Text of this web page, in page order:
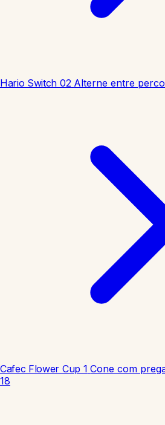
Hario Switch 02 Alterne entre
Cafec Flower Cup 1 Cone com
18